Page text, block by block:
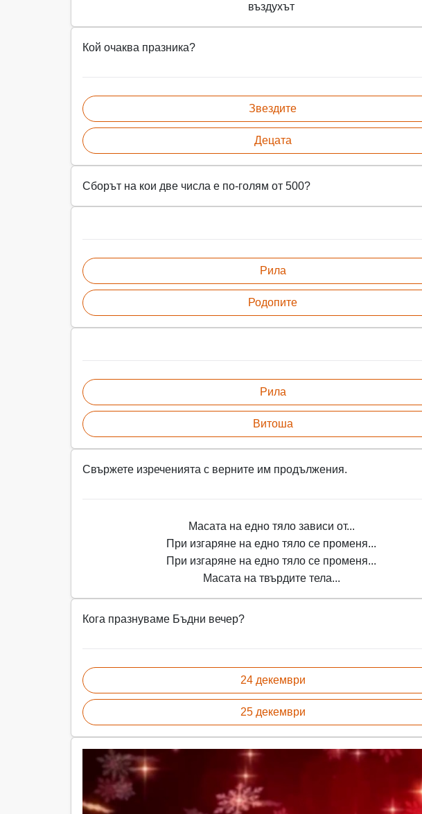
въздухът
Кой очаква празника?
Звездите
Децата
Сборът на кои две числа е по-голям от 500?
Рила
Родопите
Рила
Витоша
Свържете изреченията с верните им продължения.
Масата на едно тяло зависи от...
При изгаряне на едно тяло се променя...
При изгаряне на едно тяло се променя...
Масата на твърдите тела...
Кога празнуваме Бъдни вечер?
24 декември
25 декември